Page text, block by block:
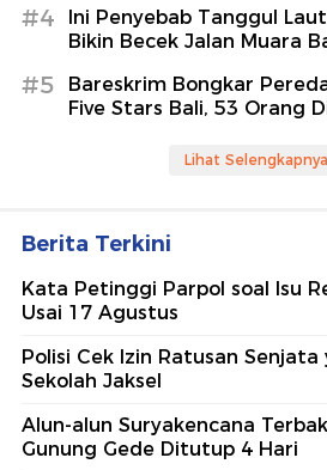
#4
Ini Penyebab Tanggul
Bikin Becek Jalan Muara
#5
Bareskrim Bongkar
Five Stars Bali, 53 Orang
Lihat Selengkapnya
Berita Terkini
Kata Petinggi Parpol soal Isu
Usai 17 Agustus
Polisi Cek Izin Ratusan
Sekolah Jaksel
Alun-alun Suryakencana
Gunung Gede Ditutup 4 Hari